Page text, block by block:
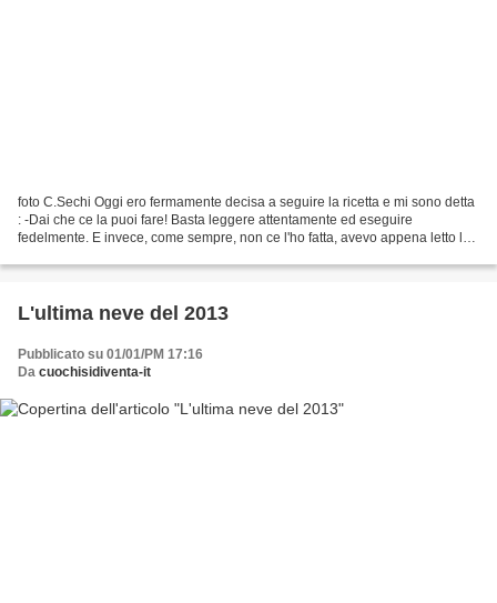
foto C.Sechi Oggi ero fermamente decisa a seguire la ricetta e mi sono detta
: -Dai che ce la puoi fare! Basta leggere attentamente ed eseguire
fedelmente. E invece, come sempre, non ce l'ho fatta, avevo appena letto la
L'ultima neve del 2013
Pubblicato su 01/01/PM 17:16
Da cuochisidiventa-it